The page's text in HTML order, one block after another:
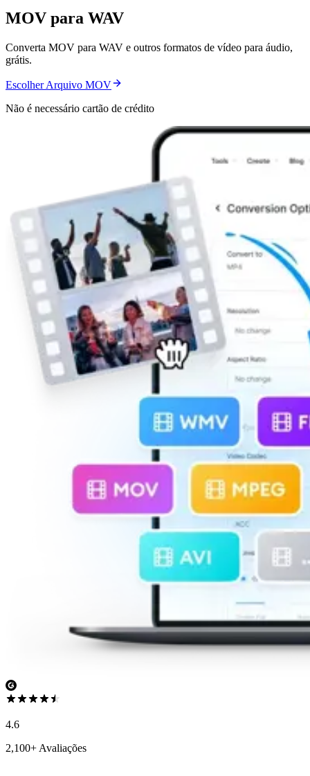
MOV para WAV
Converta MOV para WAV e outros formatos de vídeo para áudio,
grátis.
Escolher Arquivo MOV
Não é necessário cartão de crédito
4.6
2,100+ Avaliações